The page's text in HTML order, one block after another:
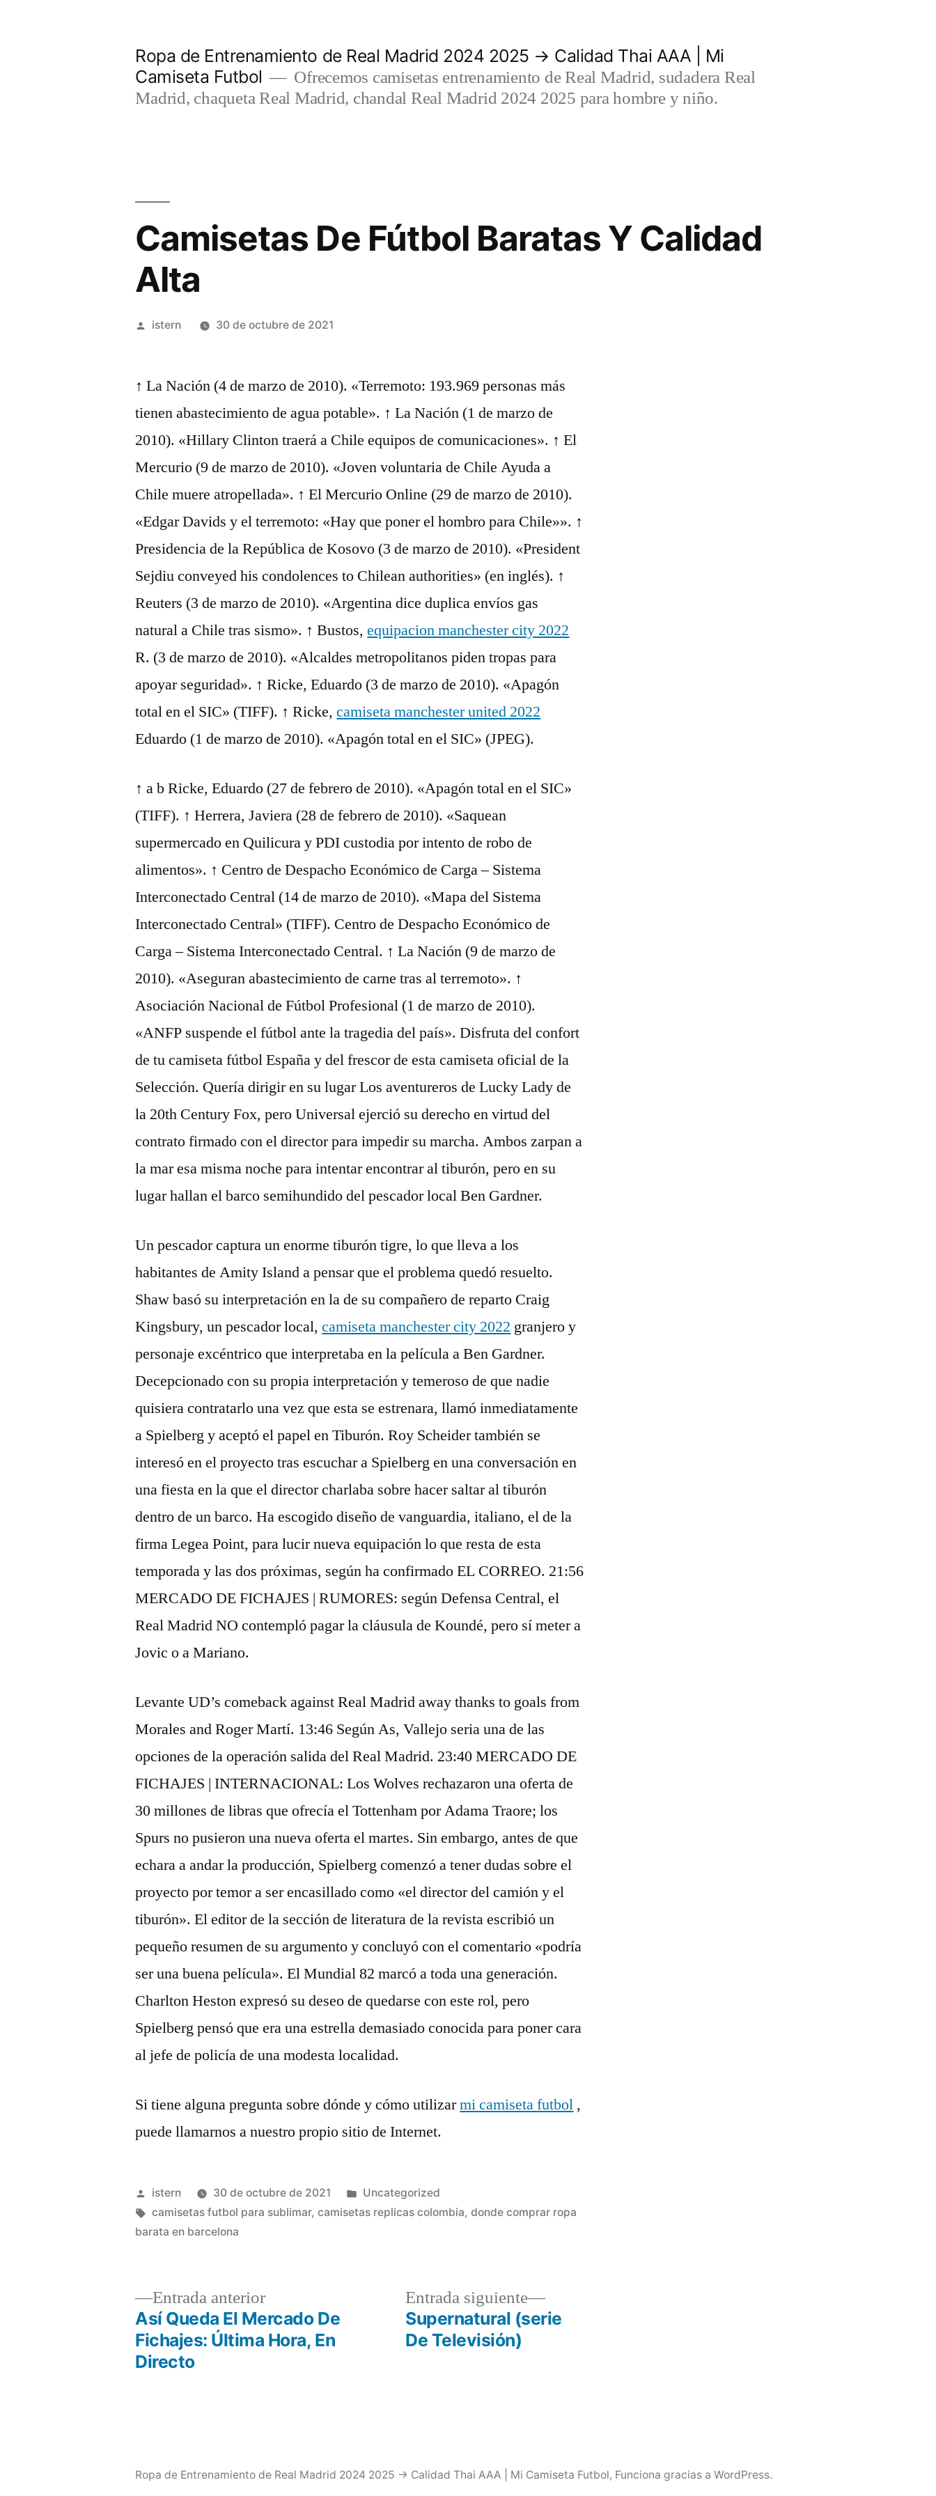
Ropa de Entrenamiento de Real Madrid 2024 2025 → Calidad Thai AAA | Mi
Camiseta Futbol
Ofrecemos camisetas entrenamiento de Real Madrid, sudadera Real
Madrid, chaqueta Real Madrid, chandal Real Madrid 2024 2025 para hombre y niño.
Camisetas De Fútbol Baratas Y Calidad
Alta
Publicado
istern 30 de octubre de 2021
↑ La Nación (4 de marzo de 2010). «Terremoto: 193.969 personas más
tienen abastecimiento de agua potable». ↑ La Nación (1 de marzo de
2010). «Hillary Clinton traerá a Chile equipos de comunicaciones». ↑ El
Mercurio (9 de marzo de 2010). «Joven voluntaria de Chile Ayuda a
Chile muere atropellada». ↑ El Mercurio Online (29 de marzo de 2010).
«Edgar Davids y el terremoto: «Hay que poner el hombro para Chile»». ↑
Presidencia de la República de Kosovo (3 de marzo de 2010). «President
Sejdiu conveyed his condolences to Chilean authorities» (en inglés). ↑
Reuters (3 de marzo de 2010). «Argentina dice duplica envíos gas
natural a Chile tras sismo». ↑ Bustos,equipacion manchester city 2022
R. (3 de marzo de 2010). «Alcaldes metropolitanos piden tropas para
apoyar seguridad». ↑ Ricke, Eduardo (3 de marzo de 2010). «Apagón
total en el SIC» (TIFF). ↑ Ricke,camiseta manchester united 2022
Eduardo (1 de marzo de 2010). «Apagón total en el SIC» (JPEG).
↑ a b Ricke, Eduardo (27 de febrero de 2010). «Apagón total en el SIC»
(TIFF). ↑ Herrera, Javiera (28 de febrero de 2010). «Saquean
supermercado en Quilicura y PDI custodia por intento de robo de
alimentos». ↑ Centro de Despacho Económico de Carga – Sistema
Interconectado Central (14 de marzo de 2010). «Mapa del Sistema
Interconectado Central» (TIFF). Centro de Despacho Económico de
Carga – Sistema Interconectado Central. ↑ La Nación (9 de marzo de
2010). «Aseguran abastecimiento de carne tras al terremoto». ↑
Asociación Nacional de Fútbol Profesional (1 de marzo de 2010).
«ANFP suspende el fútbol ante la tragedia del país». Disfruta del confort
de tu camiseta fútbol España y del frescor de esta camiseta oficial de la
Selección. Quería dirigir en su lugar Los aventureros de Lucky Lady de
la 20th Century Fox, pero Universal ejerció su derecho en virtud del
contrato firmado con el director para impedir su marcha. Ambos zarpan a
la mar esa misma noche para intentar encontrar al tiburón, pero en su
lugar hallan el barco semihundido del pescador local Ben Gardner.
Un pescador captura un enorme tiburón tigre, lo que lleva a los
habitantes de Amity Island a pensar que el problema quedó resuelto.
Shaw basó su interpretación en la de su compañero de reparto Craig
Kingsbury, un pescador local,camiseta manchester city 2022 granjero y
personaje excéntrico que interpretaba en la película a Ben Gardner.
Decepcionado con su propia interpretación y temeroso de que nadie
quisiera contratarlo una vez que esta se estrenara, llamó inmediatamente
a Spielberg y aceptó el papel en Tiburón. Roy Scheider también se
interesó en el proyecto tras escuchar a Spielberg en una conversación en
una fiesta en la que el director charlaba sobre hacer saltar al tiburón
dentro de un barco. Ha escogido diseño de vanguardia, italiano, el de la
firma Legea Point, para lucir nueva equipación lo que resta de esta
temporada y las dos próximas, según ha confirmado EL CORREO. 21:56
MERCADO DE FICHAJES | RUMORES: según Defensa Central, el
Real Madrid NO contempló pagar la cláusula de Koundé, pero sí meter a
Jovic o a Mariano.
Levante UD’s comeback against Real Madrid away thanks to goals from
Morales and Roger Martí. 13:46 Según As, Vallejo seria una de las
opciones de la operación salida del Real Madrid. 23:40 MERCADO DE
FICHAJES | INTERNACIONAL: Los Wolves rechazaron una oferta de
30 millones de libras que ofrecía el Tottenham por Adama Traore; los
Spurs no pusieron una nueva oferta el martes. Sin embargo, antes de que
echara a andar la producción, Spielberg comenzó a tener dudas sobre el
proyecto por temor a ser encasillado como «el director del camión y el
tiburón». El editor de la sección de literatura de la revista escribió un
pequeño resumen de su argumento y concluyó con el comentario «podría
ser una buena película». El Mundial 82 marcó a toda una generación.
Charlton Heston expresó su deseo de quedarse con este rol, pero
Spielberg pensó que era una estrella demasiado conocida para poner cara
al jefe de policía de una modesta localidad.
Si tiene alguna pregunta sobre dónde y cómo utilizarmi camiseta futbol ,
puede llamarnos a nuestro propio sitio de Internet.
Publicado
por
istern 30 de octubre de 2021
Publicado
en
Uncategorized
Etiquetas:
camisetas futbol para sublimar,camisetas replicas colombia,donde comprar ropa
barata en barcelona
Navegación
Entrada anteriorEntrada
anterior:
Así Queda El Mercado De
Fichajes: Última Hora, En
Directo
Entrada siguiente
Entrada
siguiente:
Supernatural (serie
De Televisión)
Ropa de Entrenamiento de Real Madrid 2024 2025 → Calidad Thai AAA | Mi Camiseta Futbol, Funciona gracias a WordPress.